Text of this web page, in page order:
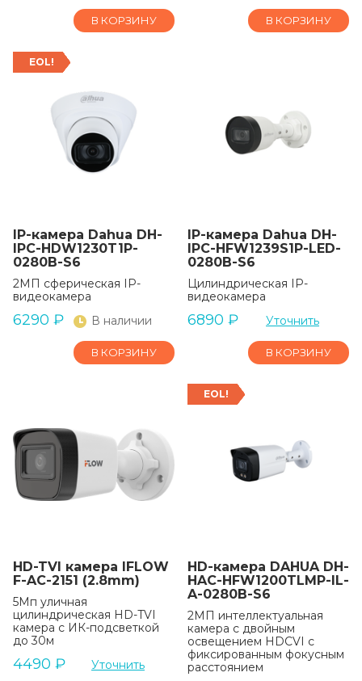
В КОРЗИНУ В КОРЗИНУ
EOL!
IP-камера Dahua DH-
IPC-HDW1230T1P-
0280B-S6
2МП сферическая IP-
видеокамера
6290 ₽ В наличии
В КОРЗИНУ
IP-камера Dahua DH-
IPC-HFW1239S1P-LED-
0280B-S6
Цилиндрическая IP-
видеокамера
6890 ₽ Уточнить
В КОРЗИНУ
HD-TVI камера IFLOW
F-AC-2151 (2.8mm)
5Мп уличная
цилиндрическая HD-TVI
камера с ИК-подсветкой
до 30м
4490 ₽ Уточнить
EOL!
HD-камера DAHUA DH-
HAC-HFW1200TLMP-IL-
A-0280B-S6
2МП интеллектуальная
камера с двойным
освещением HDCVI с
фиксированным фокусным
расстоянием